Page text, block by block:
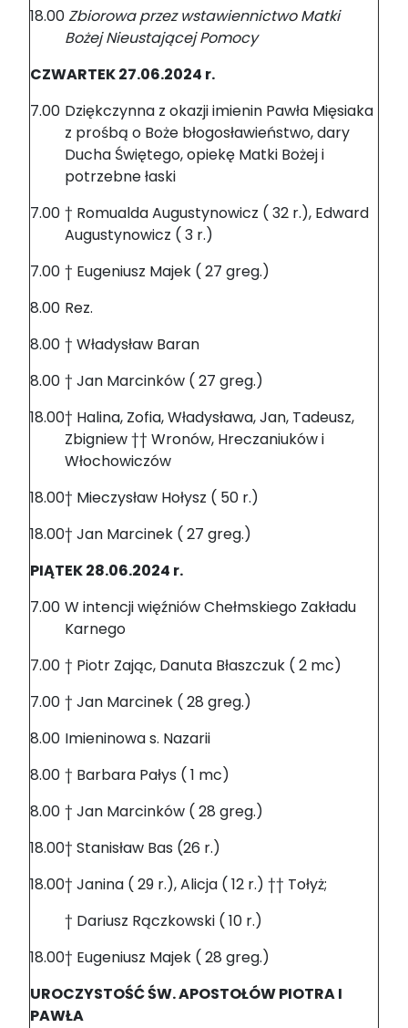
18.00Zbiorowa przez wstawiennictwo Matki
Bożej Nieustającej Pomocy
CZWARTEK 27.06.2024 r.
7.00 Dziękczynna z okazji imienin Pawła Mięsiaka
z prośbą o Boże błogosławieństwo, dary
Ducha Świętego, opiekę Matki Bożej i
potrzebne łaski
7.00 † Romualda Augustynowicz ( 32 r.), Edward
Augustynowicz ( 3 r.)
7.00 † Eugeniusz Majek ( 27 greg.)
8.00 Rez.
8.00 † Władysław Baran
8.00 † Jan Marcinków ( 27 greg.)
18.00† Halina, Zofia, Władysława, Jan, Tadeusz,
Zbigniew †† Wronów, Hreczaniuków i
Włochowiczów
18.00† Mieczysław Hołysz ( 50 r.)
18.00† Jan Marcinek ( 27 greg.)
PIĄTEK 28.06.2024 r.
7.00 W intencji więźniów Chełmskiego Zakładu
Karnego
7.00 † Piotr Zając, Danuta Błaszczuk ( 2 mc)
7.00 † Jan Marcinek ( 28 greg.)
8.00 Imieninowa s. Nazarii
8.00 † Barbara Pałys ( 1 mc)
8.00 † Jan Marcinków ( 28 greg.)
18.00† Stanisław Bas (26 r.)
18.00† Janina ( 29 r.), Alicja ( 12 r.) †† Tołyż;
† Dariusz Rączkowski ( 10 r.)
18.00† Eugeniusz Majek ( 28 greg.)
UROCZYSTOŚĆ ŚW. APOSTOŁÓW PIOTRA I
PAWŁA